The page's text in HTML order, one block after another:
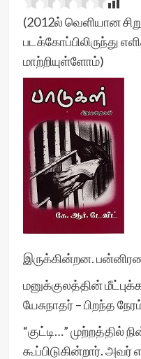
(2012ல் வெளியான
படக்கோப்பிலிருந்து
மாற்றியுள்ளோம்)
இருக்கின்றன.
மனுக்குலத்தின்
யேசுநாதர் – பிறந்த
“குட்டி…” முற்றத்தில்
கூப்பிடுகின்றார். அவர்